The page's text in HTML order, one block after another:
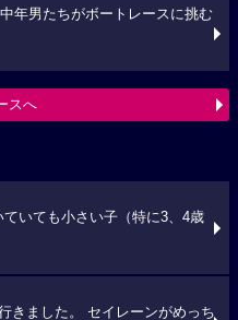
年男たちがボートレースに挑む
スへ
ていても小さい子（特に3、4歳
きました。 セイレーンがめっち